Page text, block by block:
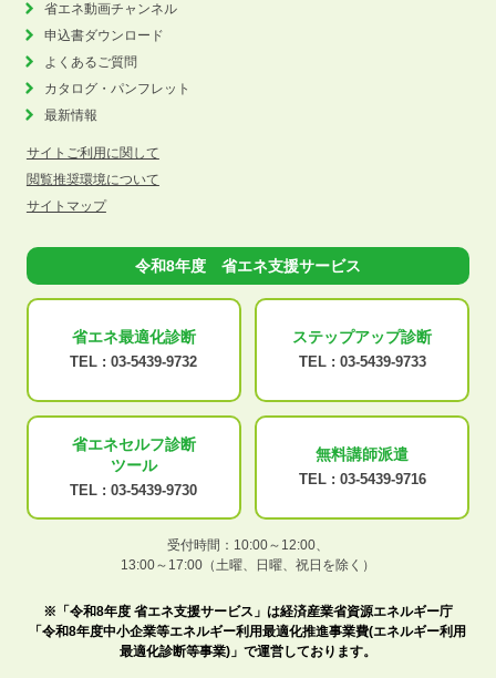
省エネ動画チャンネル
申込書ダウンロード
よくあるご質問
カタログ・パンフレット
最新情報
サイトご利用に関して
閲覧推奨環境について
サイトマップ
令和8年度 省エネ支援サービス
省エネ最適化診断
TEL : 03-5439-9732
ステップアップ診断
TEL : 03-5439-9733
省エネセルフ診断
ツール
TEL : 03-5439-9730
無料講師派遣
TEL : 03-5439-9716
受付時間：10:00～12:00、
13:00～17:00（土曜、日曜、祝日を除く）
※「令和8年度 省エネ支援サービス」は経済産業省資源エネルギー庁
「令和8年度中小企業等エネルギー利用最適化推進事業費(エネルギー利用
最適化診断等事業)」で運営しております。